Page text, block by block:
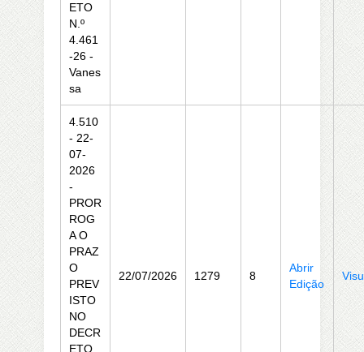
ETO
N.º
4.461
-26 -
Vanes
sa
4.510
- 22-
07-
2026
-
PROR
ROG
A O
PRAZ
O
PREV
ISTO
NO
DECR
ETO
22/07/2026 1279 8
Abrir
Edição